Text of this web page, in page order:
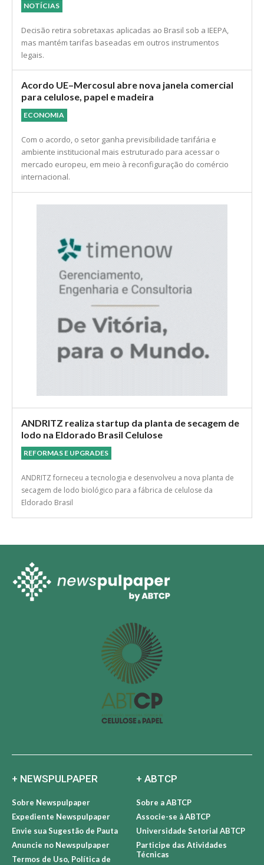
NOTÍCIAS
Decisão retira sobretaxas aplicadas ao Brasil sob a IEEPA,
mas mantém tarifas baseadas em outros instrumentos
legais.
Acordo UE–Mercosul abre nova janela comercial
para celulose, papel e madeira
ECONOMIA
Com o acordo, o setor ganha previsibilidade tarifária e
ambiente institucional mais estruturado para acessar o
mercado europeu, em meio à reconfiguração do comércio
internacional.
ANDRITZ realiza startup da planta de secagem de
lodo na Eldorado Brasil Celulose
REFORMAS E UPGRADES
ANDRITZ forneceu a tecnologia e desenvolveu a nova planta de
secagem de lodo biológico para a fábrica de celulose da
Eldorado Brasil
+ NEWSPULPAPER
Sobre Newspulpaper
Expediente Newspulpaper
Envie sua Sugestão de Pauta
Anuncie no Newspulpaper
Termos de Uso, Política de
+ ABTCP
Sobre a ABTCP
Associe-se à ABTCP
Universidade Setorial ABTCP
Participe das Atividades
Técnicas